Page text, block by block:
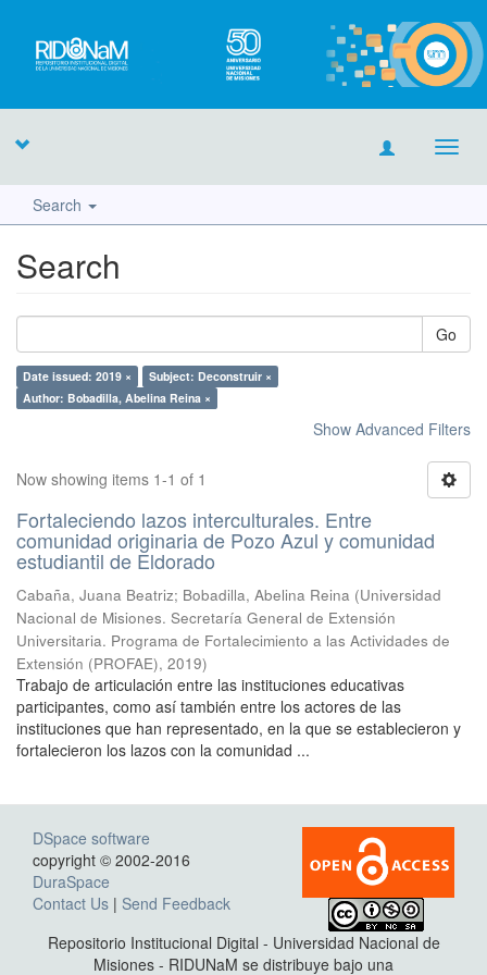
Search
Search
Go
Date issued: 2019 ×
Subject: Deconstruir ×
Author: Bobadilla, Abelina Reina ×
Show Advanced Filters
Now showing items 1-1 of 1
Fortaleciendo lazos interculturales. Entre
comunidad originaria de Pozo Azul y comunidad
estudiantil de Eldorado
Cabaña, Juana Beatriz; Bobadilla, Abelina Reina (Universidad
Nacional de Misiones. Secretaría General de Extensión
Universitaria. Programa de Fortalecimiento a las Actividades de
Extensión (PROFAE), 2019)
Trabajo de articulación entre las instituciones educativas
participantes, como así también entre los actores de las
instituciones que han representado, en la que se establecieron y
fortalecieron los lazos con la comunidad ...
DSpace software
copyright © 2002-2016
DuraSpace
Contact Us | Send Feedback
Repositorio Institucional Digital - Universidad Nacional de
Misiones - RIDUNaM se distribuye bajo una